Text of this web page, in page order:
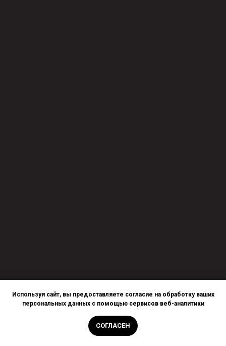
Используя сайт, вы предоставляете согласие на обработку ваших
персональных данных с помощью сервисов веб-аналитики
СОГЛАСЕН